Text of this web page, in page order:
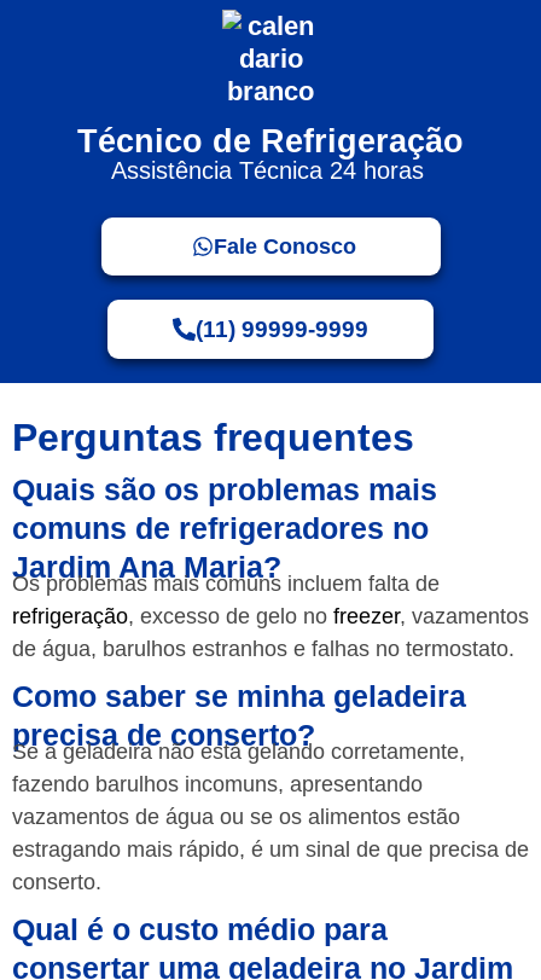
Técnico de Refrigeração
Assistência Técnica 24 horas
Fale Conosco
(11) 99999-9999
Perguntas frequentes
Quais são os problemas mais
comuns de refrigeradores no
Jardim Ana Maria?
Os problemas mais comuns incluem falta de
refrigeração, excesso de gelo no freezer, vazamentos
de água, barulhos estranhos e falhas no termostato.
Como saber se minha geladeira
precisa de conserto?
Se a geladeira não está gelando corretamente,
fazendo barulhos incomuns, apresentando
vazamentos de água ou se os alimentos estão
estragando mais rápido, é um sinal de que precisa de
conserto.
Qual é o custo médio para
consertar uma geladeira no Jardim